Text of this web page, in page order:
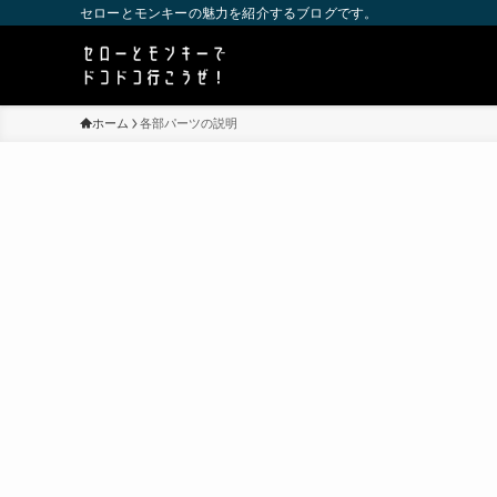
セローとモンキーの魅力を紹介するブログです。
ホーム 各部パーツの説明